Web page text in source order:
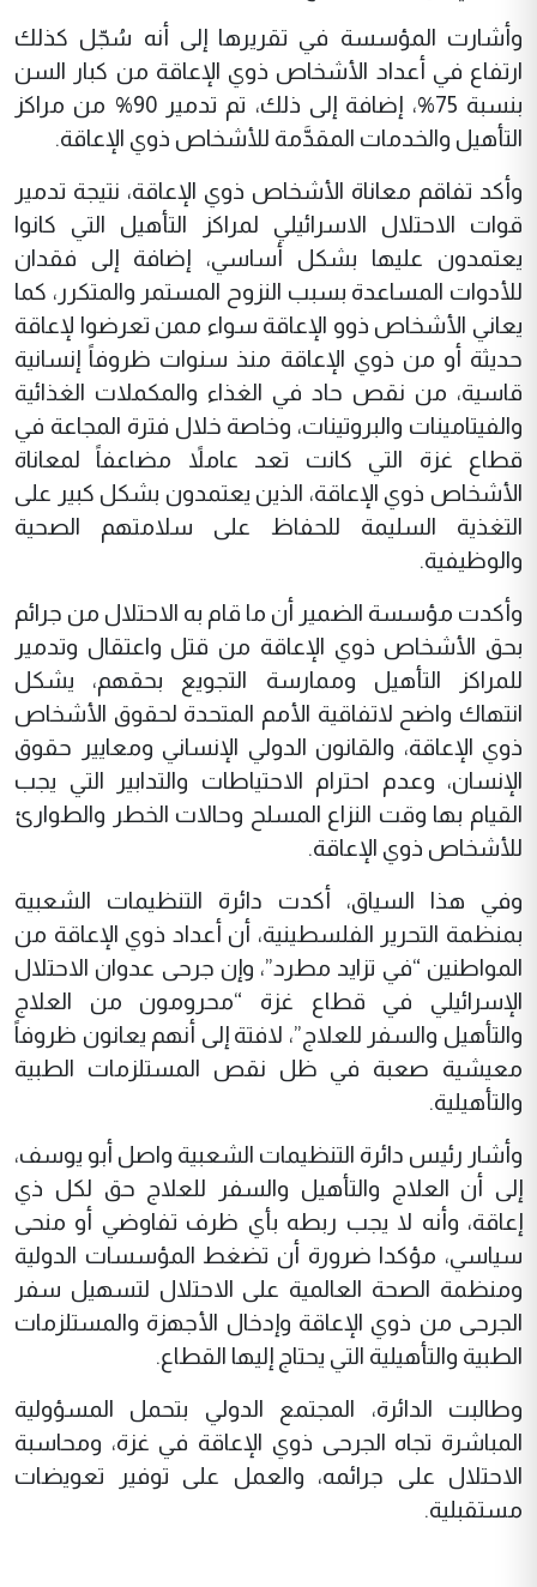
وأشارت المؤسسة في تقريرها إلى أنه سُجّل كذلك
ارتفاع في أعداد الأشخاص ذوي الإعاقة من كبار السن
بنسبة 75%، إضافة إلى ذلك، تم تدمير 90% من مراكز
التأهيل والخدمات المقدَّمة للأشخاص ذوي الإعاقة.
وأكد تفاقم معاناة الأشخاص ذوي الإعاقة، نتيجة تدمير
قوات الاحتلال الاسرائيلي لمراكز التأهيل التي كانوا
يعتمدون عليها بشكل أساسي، إضافة إلى فقدان
للأدوات المساعدة بسبب النزوح المستمر والمتكرر، كما
يعاني الأشخاص ذوو الإعاقة سواء ممن تعرضوا لإعاقة
حديثة أو من ذوي الإعاقة منذ سنوات ظروفاً إنسانية
قاسية، من نقص حاد في الغذاء والمكملات الغذائية
والفيتامينات والبروتينات، وخاصة خلال فترة المجاعة في
قطاع غزة التي كانت تعد عاملاً مضاعفاً لمعاناة
الأشخاص ذوي الإعاقة، الذين يعتمدون بشكل كبير على
التغذية السليمة للحفاظ على سلامتهم الصحية
والوظيفية.
وأكدت مؤسسة الضمير أن ما قام به الاحتلال من جرائم
بحق الأشخاص ذوي الإعاقة من قتل واعتقال وتدمير
للمراكز التأهيل وممارسة التجويع بحقهم، يشكل
انتهاك واضح لاتفاقية الأمم المتحدة لحقوق الأشخاص
ذوي الإعاقة، والقانون الدولي الإنساني ومعايير حقوق
الإنسان، وعدم احترام الاحتياطات والتدابير التي يجب
القيام بها وقت النزاع المسلح وحالات الخطر والطوارئ
للأشخاص ذوي الإعاقة.
وفي هذا السياق، أكدت دائرة التنظيمات الشعبية
بمنظمة التحرير الفلسطينية، أن أعداد ذوي الإعاقة من
المواطنين “في تزايد مطرد”، وإن جرحى عدوان الاحتلال
الإسرائيلي في قطاع غزة “محرومون من العلاج
والتأهيل والسفر للعلاج”، لافتة إلى أنهم يعانون ظروفاً
معيشية صعبة في ظل نقص المستلزمات الطبية
والتأهيلية.
وأشار رئيس دائرة التنظيمات الشعبية واصل أبو يوسف،
إلى أن العلاج والتأهيل والسفر للعلاج حق لكل ذي
إعاقة، وأنه لا يجب ربطه بأي ظرف تفاوضي أو منحى
سياسي، مؤكدا ضرورة أن تضغط المؤسسات الدولية
ومنظمة الصحة العالمية على الاحتلال لتسهيل سفر
الجرحى من ذوي الإعاقة وإدخال الأجهزة والمستلزمات
الطبية والتأهيلية التي يحتاج إليها القطاع.
وطالبت الدائرة، المجتمع الدولي بتحمل المسؤولية
المباشرة تجاه الجرحى ذوي الإعاقة في غزة، ومحاسبة
الاحتلال على جرائمه، والعمل على توفير تعويضات
مستقبلية.